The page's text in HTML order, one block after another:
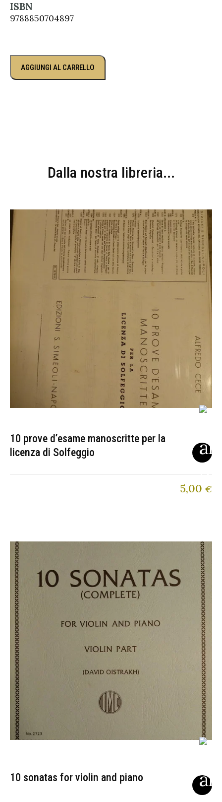
ISBN
9788850704897
AGGIUNGI AL CARRELLO
Dalla nostra libreria...
10 prove d’esame manoscritte per la
licenza di Solfeggio
5,00 €
10 sonatas for violin and piano